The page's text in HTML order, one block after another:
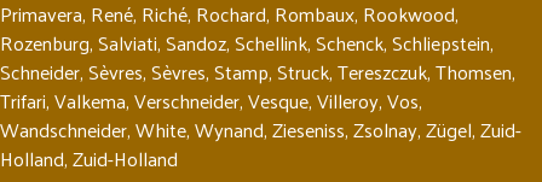
Primavera, René, Riché, Rochard, Rombaux, Rookwood,
Rozenburg,Salviati,Sandoz,Schellink,Schenck,Schliepstein,
Schneider,Sèvres,Sèvres,Stamp,Struck,Tereszczuk,Thomsen,
Trifari,Valkema,Verschneider,Vesque,Villeroy,Vos,
Wandschneider,White,Wynand,Zieseniss,Zsolnay,Zügel,Zuid-
Holland,Zuid-Holland